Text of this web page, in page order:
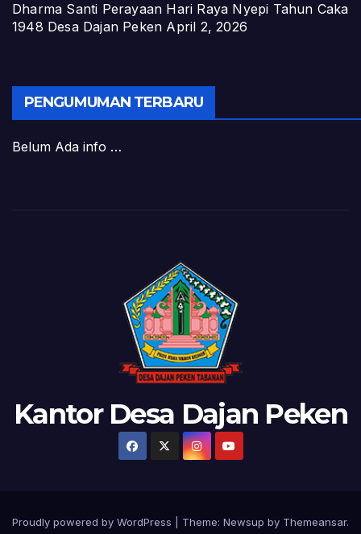
Dharma Santi Perayaan Hari Raya Nyepi Tahun Caka
1948 Desa Dajan Peken April 2, 2026
PENGUMUMAN TERBARU
Belum Ada info …
Kantor Desa Dajan Peken
Proudly powered by WordPress Theme: Newsup by Themeansar.